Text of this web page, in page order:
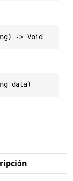
-> Void
data)